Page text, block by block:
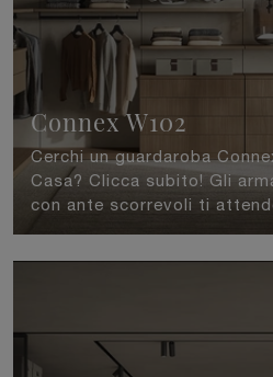
Connex W102
Cerchi un guardaroba
Casa? Clicca subito! Gli
con ante scorrevoli ti